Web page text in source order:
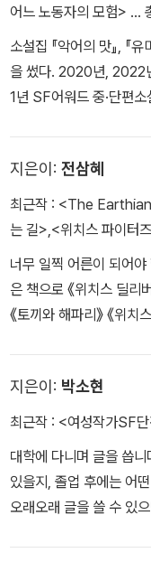
『네 사랑을 먹어라』 『기
어느 노동자의 모험> …
소설집 『악어의 맛』, 『
을 썼다. 2020년, 2022
1년 SF어워드 중·단편
지은이: 전삼혜
최근작 : <The
는 길>,<위치스 파이터
너무 일찍 어른이 되어
은 책으로 《위치스 딜리
《토끼와 해파리》 《위
지은이: 박소현
최근작 : <여성작가SF
대학에 다니며 글을 씁
있을지, 졸업 후에는 어
오래오래 글을 쓸 수 있